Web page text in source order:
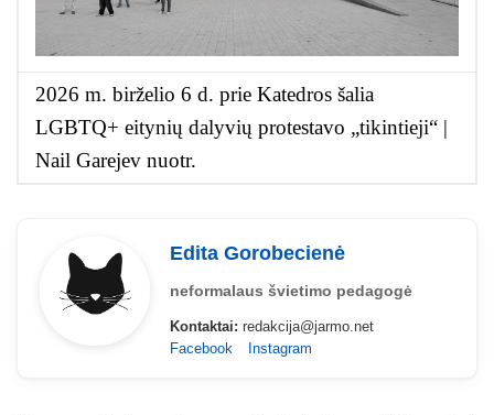
2026 m. birželio 6 d. prie Katedros šalia
LGBTQ+ eitynių dalyvių protestavo „tikintieji“ |
Nail Garejev nuotr.
Edita Gorobecienė
neformalaus švietimo pedagogė
Kontaktai: redakcija@jarmo.net
Facebook
Instagram